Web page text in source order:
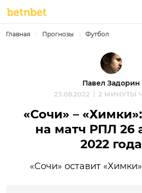
Главная Прогнозы Футбол
Павел Задорин
23.08.2022 2 МИНУТЫ
«Сочи» –
на матч РПЛ 26
2022 года
«Сочи» оставит